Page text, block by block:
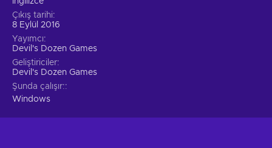
Çıkış tarihi
8 Eylül 2016
Yayımcı
Devil's Dozen Games
Geliştiriciler
Devil's Dozen Games
Şunda çalışır:
Windows